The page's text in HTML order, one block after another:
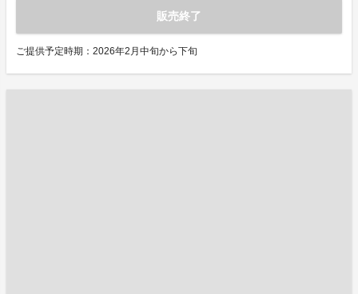
販売終了
ご提供予定時期：2026年2月中旬から下旬